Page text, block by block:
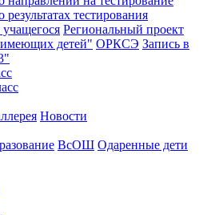
тестирования
учащегося Региональный проект
детей" ОРКСЭ Запись в
Новости
ВсОШ Одаренные дети